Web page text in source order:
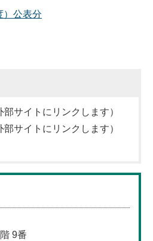
）公表分
部サイトにリンクします）
部サイトにリンクします）
9番